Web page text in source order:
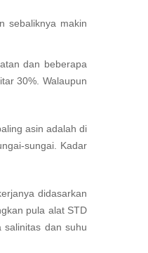
sebaliknya makin
dan beberapa
30%. Walaupun
asin adalah di
sungai. Kadar
didasarkan
pula alat STD
salinitas dan suhu